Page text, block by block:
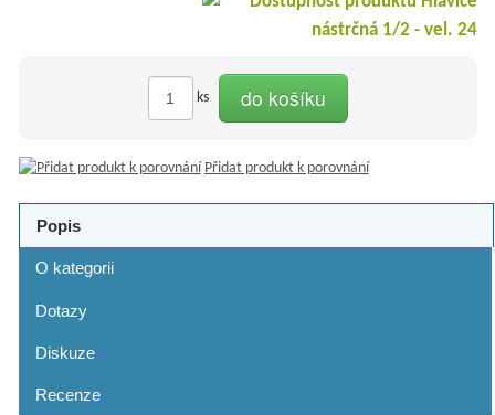
ks do košíku
Přidat produkt k porovnání
Popis
O kategorii
Dotazy
Diskuze
Recenze